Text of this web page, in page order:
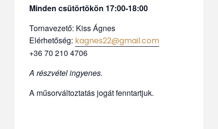
Minden csütörtökön 17:00-18:00
Tornavezető: Kiss Ágnes
Elérhetőség: kagnes22@gmail.com
+36 70 210 4706
A részvétel ingyenes.
A műsorváltoztatás jogát fenntartjuk.